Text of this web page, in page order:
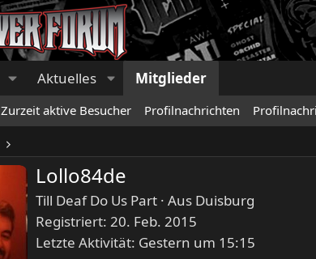
Aktuelles Mitglieder
Zurzeit aktive Besucher Profilnachrichten
Lollo84de
Till Deaf Do Us Part · Aus Duisburg
Registriert 20. Feb. 2015
Letzte Aktivität Gestern um 15:15